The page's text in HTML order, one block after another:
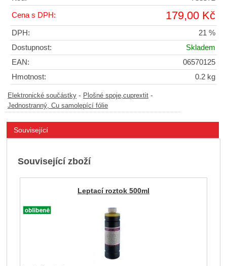
Cena s DPH: 179,00 Kč
DPH:
21 %
Dostupnost:
Skladem
EAN:
06570125
Hmotnost:
0.2 kg
Elektronické součástky - Plošné spoje,cuprextit -
Jednostranný, Cu samolepící fólie
Související
Související zboží
Leptací roztok 500ml